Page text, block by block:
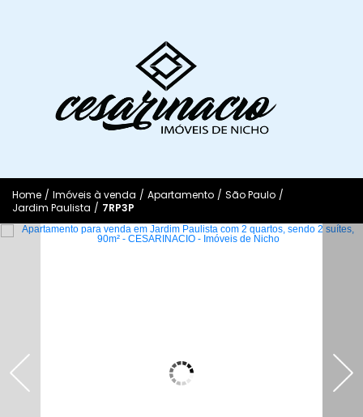
Home / Imóveis à venda / Apartamento / São Paulo /
Jardim Paulista / 7RP3P